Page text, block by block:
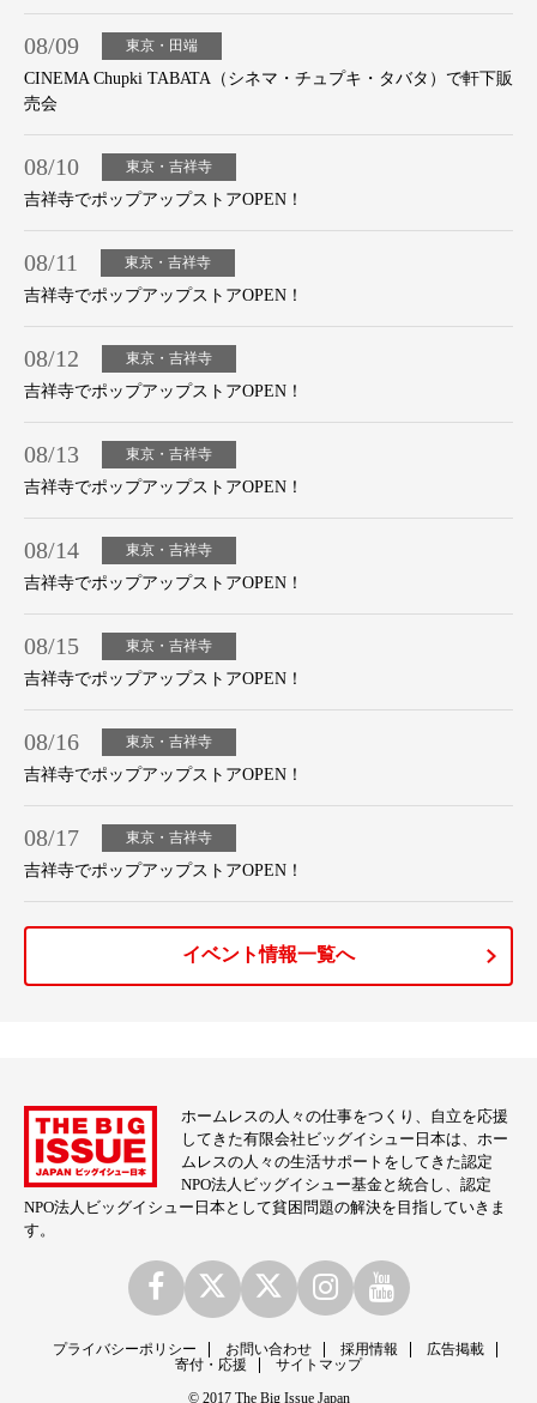
08/09 東京・田端
CINEMA Chupki TABATA（シネマ・チュプキ・タバタ）で軒下販
売会
08/10 東京・吉祥寺
吉祥寺でポップアップストアOPEN！
08/11 東京・吉祥寺
吉祥寺でポップアップストアOPEN！
08/12 東京・吉祥寺
吉祥寺でポップアップストアOPEN！
08/13 東京・吉祥寺
吉祥寺でポップアップストアOPEN！
08/14 東京・吉祥寺
吉祥寺でポップアップストアOPEN！
08/15 東京・吉祥寺
吉祥寺でポップアップストアOPEN！
08/16 東京・吉祥寺
吉祥寺でポップアップストアOPEN！
08/17 東京・吉祥寺
吉祥寺でポップアップストアOPEN！
イベント情報一覧へ
ホームレスの人々の仕事をつくり、自立を応援
してきた有限会社ビッグイシュー日本は、ホー
ムレスの人々の生活サポートをしてきた認定
NPO法人ビッグイシュー基金と統合し、認定
NPO法人ビッグイシュー日本として貧困問題の解決を目指していきま
す。
プライバシーポリシー お問い合わせ 採用情報
広告掲載
寄付・応援
サイトマップ
© 2017 The Big Issue Japan